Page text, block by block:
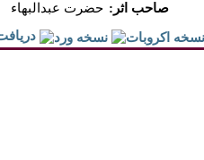
حضرت عبدالبهاء
:صاحب اثر